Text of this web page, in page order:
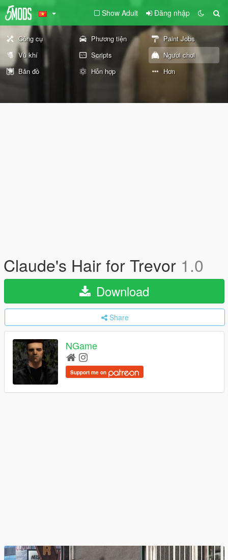
Show Adult Đăng nhập
Công cụ Phương tiện
Paint Jobs
Vũ khí
Scripts
Người chơi
Bản đồ
Hỗn hợp Hơn
Claude's Hair for Trevor 1.0
Download
Share
NGame
Support me on